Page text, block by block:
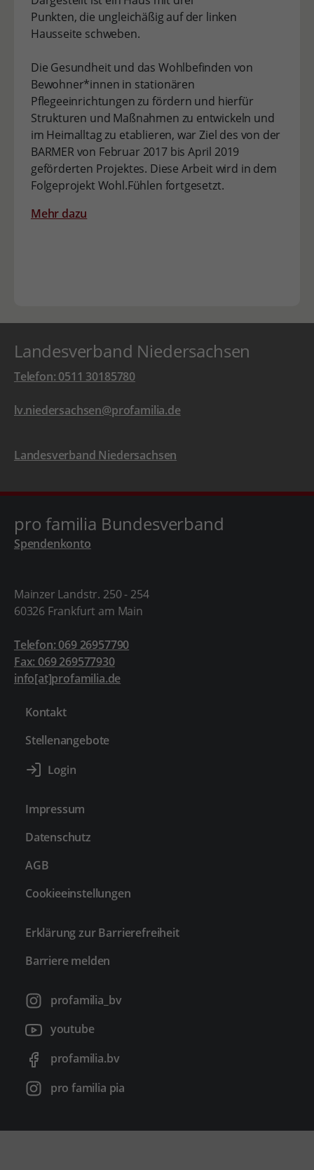
Die Gesundheit und das Wohlbefinden von
Bewohner*innen in stationären
Pflegeeinrichtungen zu fördern und hierfür
Strukturen und Maßnahmen zu entwickeln und
im Heimalltag zu etablieren, war Ziel des von der
BARMER von Februar 2017 bis April 2019
geförderten Projektes. Diese Arbeit wird in dem
Folgeprojekt Wohl.Fühlen fortgesetzt.
Mehr dazu
Landesverband Niedersachsen
Telefon: 0511 30185780
lv.niedersachsen@profamilia.de
Landesverband Niedersachsen
pro familia Bundesverband
Spendenkonto
Mainzer Landstr. 250 - 254
60326 Frankfurt am Main
Telefon: 069 26957790
Fax: 069 269577930
info[at]profamilia.de
Kontakt
Stellenangebote
Impressum
Datenschutz
AGB
Cookieeinstellungen
Erklärung zur Barrierefreiheit
Barriere melden
profamilia_bv
youtube
profamilia.bv
pro familia pia